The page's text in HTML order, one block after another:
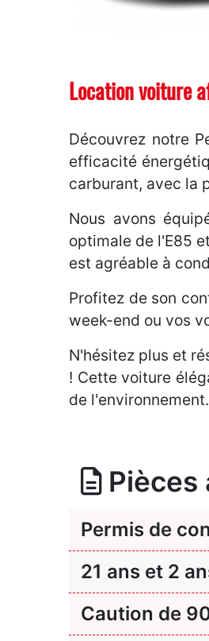
Location voiture
Découvrez notre
efficacité
carburant, avec la
Nous avons
optimale de l'E85
est agréable à
Profitez de son
week-end ou vos
N'hésitez plus et
! Cette voiture
de l'environnement.
Pièces
Permis de
21 ans et 2
Caution de